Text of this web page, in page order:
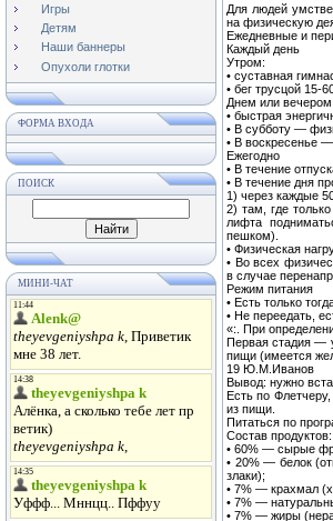
Игры
Детям
Наши баннеры
Опухоли глотки
ФОРМА ВХОДА
ПОИСК
МИНИ-ЧАТ
Для людей
на физическую
Ежедневные и
Каждый день
Утром:
• суставная
• бег трусцой 15-
Днем или вечером:
• быстрая
• В субботу —
• В воскресенье
Ежегодно
• В течение
• В течение дня
1) через каждые
2) там, где
лифта
пешком).
• Физическая
• Во всех
в случае
Режим питания
• Есть только
• Не переедать,
«:. При
Первая стадия —
пищи (имеется
19 Ю.М.Иванов
Вывод: нужно
Есть по
из пищи.
Питаться по
Состав продуктов:
• 60% — сырые
• 20% — белок
злаки);
• 7% — крахмал
• 7% —
• 7% — жиры